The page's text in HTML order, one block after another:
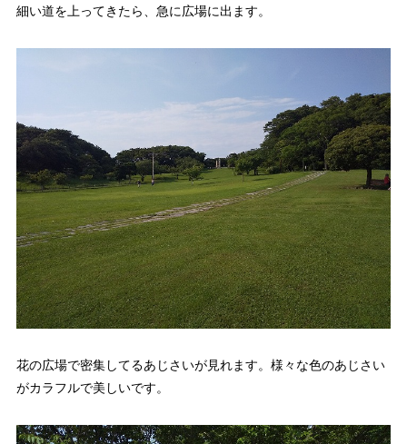
細い道を上ってきたら、急に広場に出ます。
花の広場で密集してるあじさいが見れます。様々な色のあじさい
がカラフルで美しいです。